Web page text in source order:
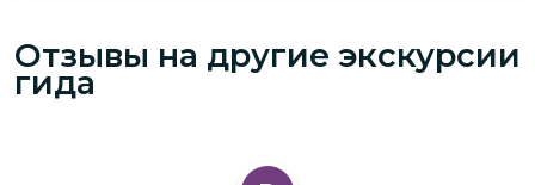
Отзывы на другие экскурсии
гида